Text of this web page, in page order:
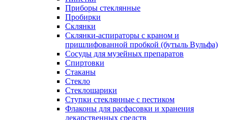
Приборы стеклянные
Пробирки
Склянки
Склянки-аспираторы с краном и
пришлифованной пробкой (бутыль Вульфа)
Сосуды для музейных препаратов
Спиртовки
Стаканы
Стекло
Стеклошарики
Ступки стеклянные с пестиком
Флаконы для расфасовки и хранения
лекарственных средств